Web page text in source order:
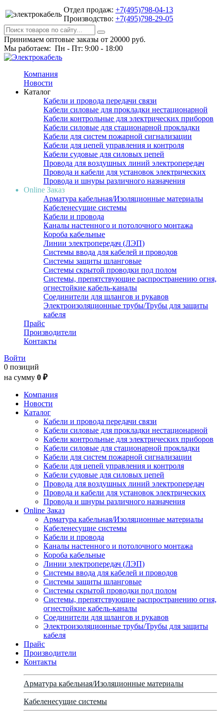
Отдел продаж: +7(495)798-04-13
Производство: +7(495)798-29-05
Принимаем оптовые заказы от 20000 руб.
Мы работаем: Пн - Пт: 9:00 - 18:00
Компания
Новости
Каталог
Кабели и провода передачи связи
Кабели силовые для прокладки нестационарной
Кабели контрольные для электрических приборов
Кабели силовые для стационарной прокладки
Кабели для систем пожарной сигнализации
Кабели для цепей управления и контроля
Кабели судовые для силовых цепей
Провода для воздушных линий электропередач
Провода и кабели для установок электрических
Провода и шнуры различного назначения
Online Заказ
Арматура кабельная/Изоляционные материалы
Кабеленесущие системы
Кабели и провода
Каналы настенного и потолочного монтажа
Короба кабельные
Линии электропередач (ЛЭП)
Системы ввода для кабелей и проводов
Системы защиты шланговые
Системы скрытой проводки под полом
Системы, препятствующие распространению огня,
огнестойкие кабель-каналы
Соединители для шлангов и рукавов
Электроизоляционные трубы/Трубы для защиты
кабеля
Прайс
Производители
Контакты
Войти
0 позиций
на сумму 0 ₽
Компания
Новости
Каталог
Кабели и провода передачи связи
Кабели силовые для прокладки нестационарной
Кабели контрольные для электрических приборов
Кабели силовые для стационарной прокладки
Кабели для систем пожарной сигнализации
Кабели для цепей управления и контроля
Кабели судовые для силовых цепей
Провода для воздушных линий электропередач
Провода и кабели для установок электрических
Провода и шнуры различного назначения
Online Заказ
Арматура кабельная/Изоляционные материалы
Кабеленесущие системы
Кабели и провода
Каналы настенного и потолочного монтажа
Короба кабельные
Линии электропередач (ЛЭП)
Системы ввода для кабелей и проводов
Системы защиты шланговые
Системы скрытой проводки под полом
Системы, препятствующие распространению огня,
огнестойкие кабель-каналы
Соединители для шлангов и рукавов
Электроизоляционные трубы/Трубы для защиты
кабеля
Прайс
Производители
Контакты
Арматура кабельная/Изоляционные материалы
Кабеленесущие системы